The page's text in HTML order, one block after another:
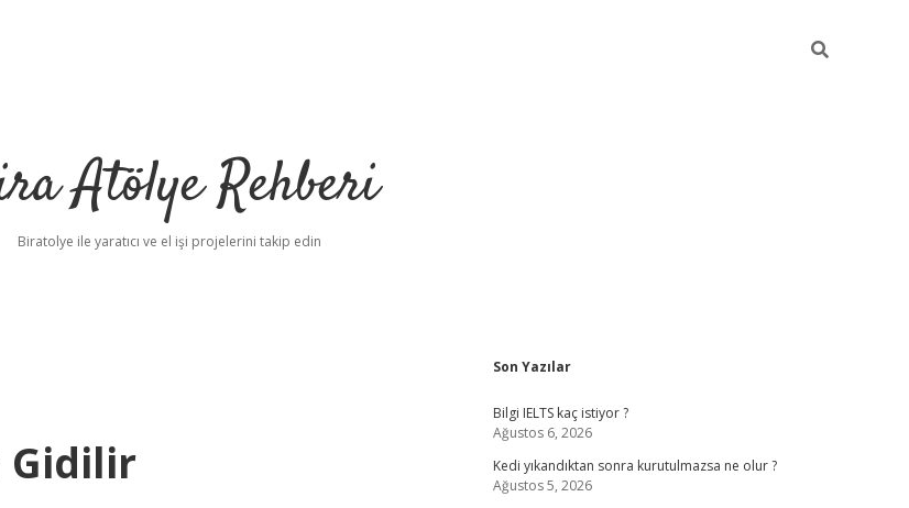
Atölye Rehberi
Biratolye ile yaratıcı ve el işi projelerini takip edin
Gidilir
Sidebar
Son Yazılar
Bilgi IELTS kaç istiyor ?
Ağustos 6, 2026
Kedi yıkandıktan sonra kurutulmazsa ne olur ?
Ağustos 5, 2026
ilbet